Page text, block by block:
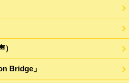
Bridge」